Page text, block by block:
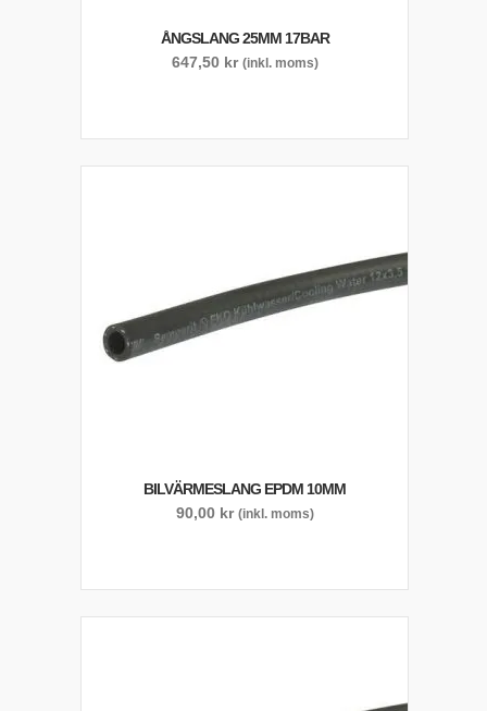
ÅNGSLANG 25MM 17BAR
647,50 kr (inkl. moms)
BILVÄRMESLANG EPDM 10MM
90,00 kr (inkl. moms)